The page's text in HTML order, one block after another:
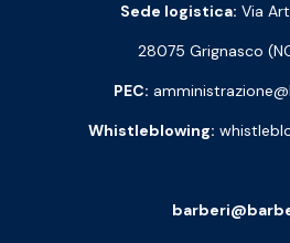
Sede logistica: Via
28075 Grignasco
PEC:
Whistleblowing: